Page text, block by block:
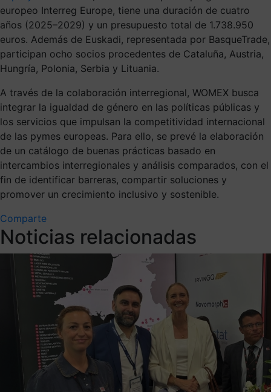
europeo Interreg Europe, tiene una duración de cuatro
años (2025–2029) y un presupuesto total de 1.738.950
euros. Además de Euskadi, representada por BasqueTrade,
participan ocho socios procedentes de Cataluña, Austria,
Hungría, Polonia, Serbia y Lituania.
A través de la colaboración interregional, WOMEX busca
integrar la igualdad de género en las políticas públicas y
los servicios que impulsan la competitividad internacional
de las pymes europeas. Para ello, se prevé la elaboración
de un catálogo de buenas prácticas basado en
intercambios interregionales y análisis comparados, con el
fin de identificar barreras, compartir soluciones y
promover un crecimiento inclusivo y sostenible.
Comparte
Noticias relacionadas